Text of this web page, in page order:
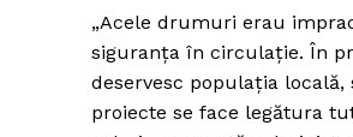
„Acele drumuri erau
siguranța în circulație. În
deservesc populația
proiecte se face legătura